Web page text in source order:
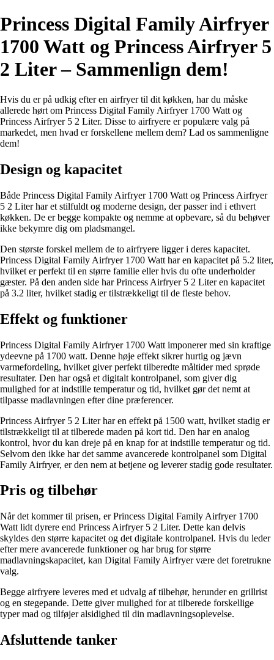
Princess Digital Family Airfryer
1700 Watt og Princess Airfryer 5
2 Liter – Sammenlign dem!
Hvis du er på udkig efter en airfryer til dit køkken, har du måske
allerede hørt om Princess Digital Family Airfryer 1700 Watt og
Princess Airfryer 5 2 Liter. Disse to airfryere er populære valg på
markedet, men hvad er forskellene mellem dem? Lad os sammenligne
dem!
Design og kapacitet
Både Princess Digital Family Airfryer 1700 Watt og Princess Airfryer
5 2 Liter har et stilfuldt og moderne design, der passer ind i ethvert
køkken. De er begge kompakte og nemme at opbevare, så du behøver
ikke bekymre dig om pladsmangel.
Den største forskel mellem de to airfryere ligger i deres kapacitet.
Princess Digital Family Airfryer 1700 Watt har en kapacitet på 5.2 liter,
hvilket er perfekt til en større familie eller hvis du ofte underholder
gæster. På den anden side har Princess Airfryer 5 2 Liter en kapacitet
på 3.2 liter, hvilket stadig er tilstrækkeligt til de fleste behov.
Effekt og funktioner
Princess Digital Family Airfryer 1700 Watt imponerer med sin kraftige
ydeevne på 1700 watt. Denne høje effekt sikrer hurtig og jævn
varmefordeling, hvilket giver perfekt tilberedte måltider med sprøde
resultater. Den har også et digitalt kontrolpanel, som giver dig
mulighed for at indstille temperatur og tid, hvilket gør det nemt at
tilpasse madlavningen efter dine præferencer.
Princess Airfryer 5 2 Liter har en effekt på 1500 watt, hvilket stadig er
tilstrækkeligt til at tilberede maden på kort tid. Den har en analog
kontrol, hvor du kan dreje på en knap for at indstille temperatur og tid.
Selvom den ikke har det samme avancerede kontrolpanel som Digital
Family Airfryer, er den nem at betjene og leverer stadig gode resultater.
Pris og tilbehør
Når det kommer til prisen, er Princess Digital Family Airfryer 1700
Watt lidt dyrere end Princess Airfryer 5 2 Liter. Dette kan delvis
skyldes den større kapacitet og det digitale kontrolpanel. Hvis du leder
efter mere avancerede funktioner og har brug for større
madlavningskapacitet, kan Digital Family Airfryer være det foretrukne
valg.
Begge airfryere leveres med et udvalg af tilbehør, herunder en grillrist
og en stegepande. Dette giver mulighed for at tilberede forskellige
typer mad og tilføjer alsidighed til din madlavningsoplevelse.
Afsluttende tanker